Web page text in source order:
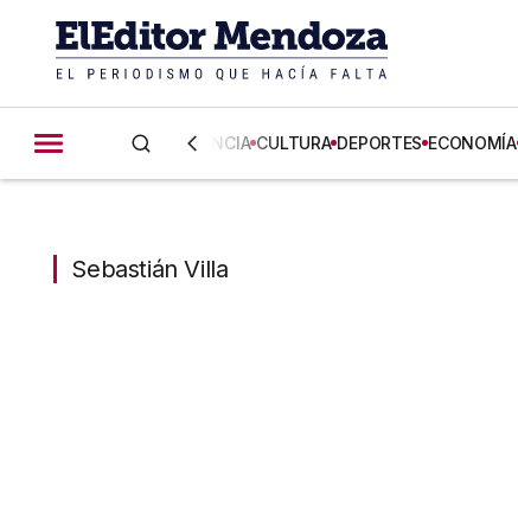
CIENCIA CULTURA DEPORTES ECONOMÍA
Sebastián Villa